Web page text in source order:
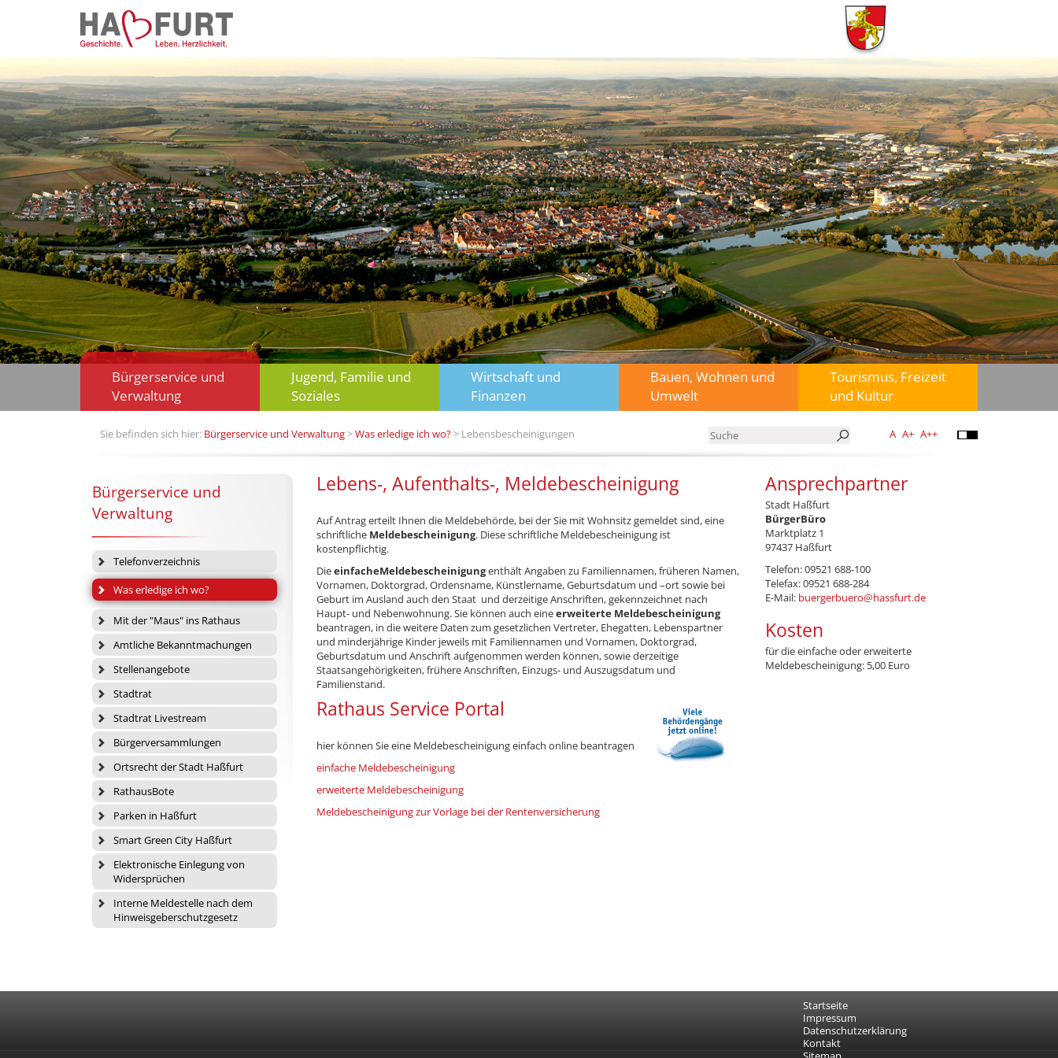
Bürgerservice und
Verwaltung
Jugend, Familie und
Soziales
Wirtschaft und
Finanzen
Bauen, Wohnen und
Umwelt
Tourismus, Freizeit
und Kultur
Sie befinden sich hier: Bürgerservice und Verwaltung>Was erledige ich wo?> Lebensbescheinigungen A A+ A++
Bürgerservice und
Verwaltung
Telefonverzeichnis
Was erledige ich wo?
Mit der "Maus" ins Rathaus
Amtliche Bekanntmachungen
Stellenangebote
Stadtrat
Stadtrat Livestream
Bürgerversammlungen
Ortsrecht der Stadt Haßfurt
RathausBote
Parken in Haßfurt
Smart Green City Haßfurt
Elektronische Einlegung von
Widersprüchen
Interne Meldestelle nach dem
Hinweisgeberschutzgesetz
Lebens-, Aufenthalts-, Meldebescheinigung
Auf Antrag erteilt Ihnen die Meldebehörde, bei der Sie mit Wohnsitz gemeldet sind, eine
schriftliche Meldebescheinigung. Diese schriftliche Meldebescheinigung ist
kostenpflichtig.
DieeinfacheMeldebescheinigungenthält Angaben zu Familiennamen, früheren Namen,
Vornamen, Doktorgrad, Ordensname, Künstlername, Geburtsdatum und –ort sowie bei
Geburt im Ausland auch den Staat und derzeitige Anschriften, gekennzeichnet nach
Haupt- und Nebenwohnung. Sie können auch eineerweiterte Meldebescheinigung
beantragen, in die weitere Daten zum gesetzlichen Vertreter, Ehegatten, Lebenspartner
und minderjährige Kinder jeweils mit Familiennamen und Vornamen, Doktorgrad,
Geburtsdatum und Anschrift aufgenommen werden können, sowie derzeitige
Staatsangehörigkeiten, frühere Anschriften, Einzugs- und Auszugsdatum und
Familienstand.
Rathaus Service Portal
hier können Sie eine Meldebescheinigung einfach online beantragen
einfache Meldebescheinigung
erweiterte Meldebescheinigung
Meldebescheinigung zur Vorlage bei der Rentenversicherung
Ansprechpartner
Stadt Haßfurt
BürgerBüro
Marktplatz 1
97437 Haßfurt
Telefon: 09521 688-100
Telefax: 09521 688-284
E-Mail: buergerbuero@hassfurt.de
Kosten
für die einfache oder erweiterte
Meldebescheinigung: 5,00 Euro
Startseite
Impressum
Datenschutzerklärung
Kontakt